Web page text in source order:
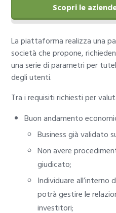
Scopri le
La piattaforma realizza una
società che propone,
una serie di parametri per
degli utenti.
Tra i requisiti richiesti per
Buon andamento
Business già validato
Non avere
giudicato;
Individuare all’interno
potrà gestire le
investitori;